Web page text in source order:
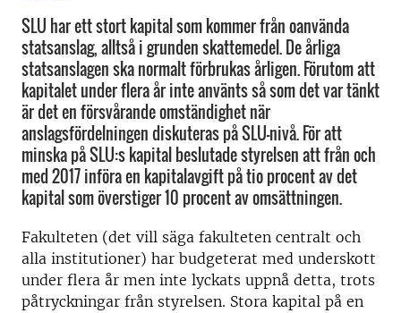
SLU har ett stort kapital som kommer från oanvända
statsanslag, alltså i grunden skattemedel. De årliga
statsanslagen ska normalt förbrukas årligen. Förutom att
kapitalet under flera år inte använts så som det var tänkt
är det en försvårande omständighet när
anslagsfördelningen diskuteras på SLU-nivå. För att
minska på SLU:s kapital beslutade styrelsen att från och
med 2017 införa en kapitalavgift på tio procent av det
kapital som överstiger 10 procent av omsättningen.
Fakulteten (det vill säga fakulteten centralt och
alla institutioner) har budgeterat med underskott
under flera år men inte lyckats uppnå detta, trots
påtryckningar från styrelsen. Stora kapital på en